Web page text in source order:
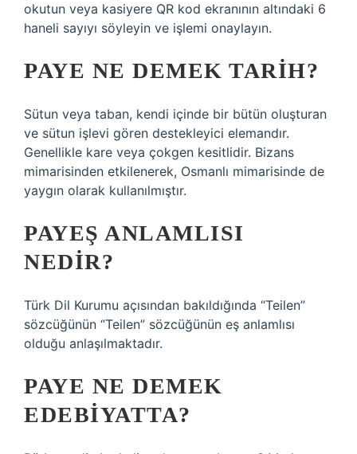
okutun veya kasiyere QR kod ekranının altındaki 6
haneli sayıyı söyleyin ve işlemi onaylayın.
PAYE NE DEMEK TARIH?
Sütun veya taban, kendi içinde bir bütün oluşturan
ve sütun işlevi gören destekleyici elemandır.
Genellikle kare veya çokgen kesitlidir. Bizans
mimarisinden etkilenerek, Osmanlı mimarisinde de
yaygın olarak kullanılmıştır.
PAYEŞ ANLAMLISI
NEDIR?
Türk Dil Kurumu açısından bakıldığında “Teilen”
sözcüğünün “Teilen” sözcüğünün eş anlamlısı
olduğu anlaşılmaktadır.
PAYE NE DEMEK
EDEBIYATTA?